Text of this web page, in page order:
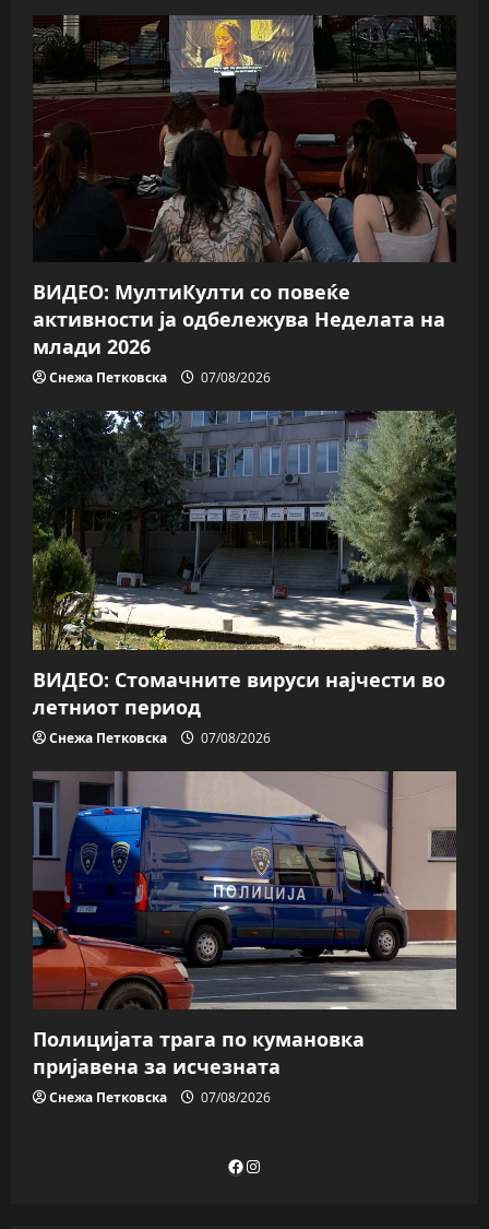
i
g
a
t
i
o
n
ВИДЕО: МултиКулти со повеќе
активности ја одбележува Неделата на
млади 2026
Снежа Петковска 07/08/2026
ВИДЕО: Стомачните вируси најчести во
летниот период
Снежа Петковска 07/08/2026
Полицијата трага пo кумановка
пријавена за исчезната
Снежа Петковска 07/08/2026
Facebook
Instagram